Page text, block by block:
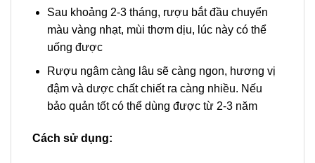
Sau khoảng 2-3 tháng, rượu bắt đầu chuyển
màu vàng nhạt, mùi thơm dịu, lúc này có thể
uống được
Rượu ngâm càng lâu sẽ càng ngon, hương vị
đậm và dược chất chiết ra càng nhiều. Nếu
bảo quản tốt có thể dùng được từ 2-3 năm
Cách sử dụng: